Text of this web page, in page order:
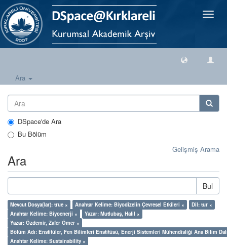
Geçiş
Ara
DSpace'de Ara
Bu Bölüm
Gelişmiş Arama
Ara
Bul
Mevcut Dosya(lar): true × Anahtar Kelime: Biyodizelin Çevresel Etkileri ×
Dil: tur ×
Anahtar Kelime: Biyoenerji ×
Yazar: Mutlubaş, Halil ×
Yazar: Özdemir, Zafer Ömer ×
Bölüm Adı: Enstitüler, Fen Bilimleri Enstitüsü, Enerji Sistemleri Mühendisliği Ana Bilim
Anahtar Kelime: Sustainability ×